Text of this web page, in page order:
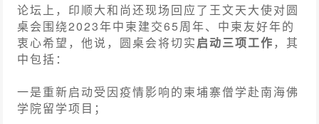
论坛上，印顺大和尚还现场回应了王文天大使对圆
桌会围绕2023年中柬建交65周年、中柬友好年的
衷心希望，他说，圆桌会将切实启动三项工作 ，其
中包括：
一是重新启动受因疫情影响的柬埔寨僧学赴南海佛
学院留学项目；